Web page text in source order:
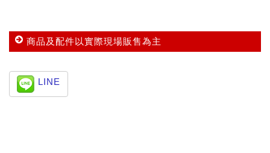
商品及配件以實際現場販售為主
LINE